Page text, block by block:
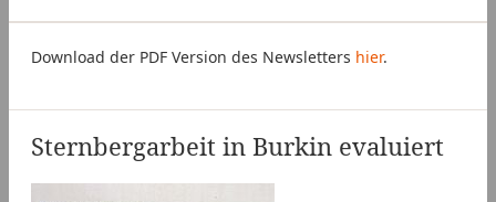
Download der PDF Version des Newsletters hier.
Sternbergarbeit in Burkin evaluiert